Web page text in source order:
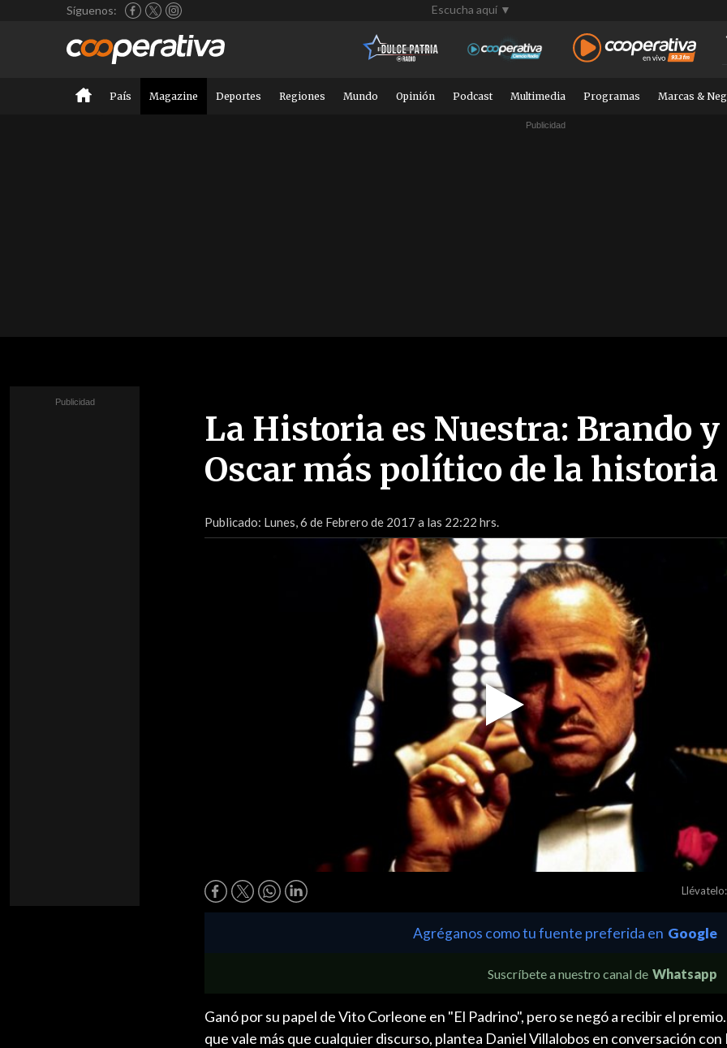
Síguenos: Escucha aquí ▼
País Magazine Deportes Regiones Mundo Opinión Podcast Multimedia Programas Marcas &
La Historia es Nuestra: Brando y
Oscar más político de la historia
Publicado: Lunes, 6 de Febrero de 2017 a las 22:22 hrs.
Play
Video
Llévatelo:
Agréganos como tu fuente preferida en Google
Suscríbete a nuestro canal de Whatsapp
Ganó por su papel de Vito Corleone en "El Padrino", pero se negó a recibir el
que vale más que cualquier discurso, plantea Daniel Villalobos en conversación con